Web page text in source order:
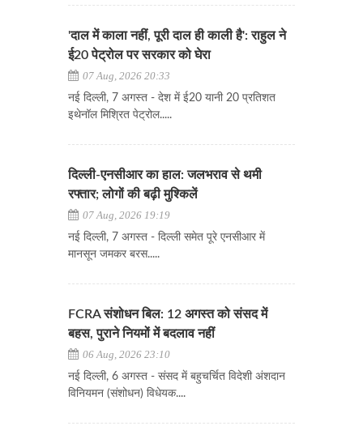
'दाल में काला नहीं, पूरी दाल ही काली है': राहुल ने
ई20 पेट्रोल पर सरकार को घेरा
07 Aug, 2026 20:33
नई दिल्ली, 7 अगस्त - देश में ई20 यानी 20 प्रतिशत
इथेनॉल मिश्रित पेट्रोल.....
दिल्ली-एनसीआर का हाल: जलभराव से थमी
रफ्तार; लोगों की बढ़ी मुश्किलें
07 Aug, 2026 19:19
नई दिल्ली, 7 अगस्त - दिल्ली समेत पूरे एनसीआर में
मानसून जमकर बरस.....
FCRA संशोधन बिल: 12 अगस्त को संसद में
बहस, पुराने नियमों में बदलाव नहीं
06 Aug, 2026 23:10
नई दिल्ली, 6 अगस्त - संसद में बहुचर्चित विदेशी अंशदान
विनियमन (संशोधन) विधेयक....